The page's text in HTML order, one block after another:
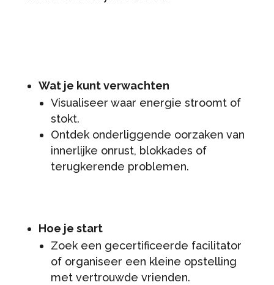
Wat je kunt verwachten
Visualiseer waar energie stroomt of
stokt.
Ontdek onderliggende oorzaken van
innerlijke onrust, blokkades of
terugkerende problemen.
Hoe je start
Zoek een gecertificeerde facilitator
of organiseer een kleine opstelling
met vertrouwde vrienden.